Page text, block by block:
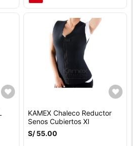
KAMEX Chaleco Reductor
Senos Cubiertos Xl
S/ 55.00